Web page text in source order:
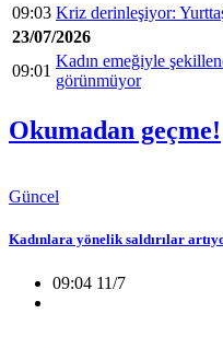
09:03 Kriz derinleşiyor:
23/07/2026
09:01
Kadın emeğiyle
görünmüyor
Okumadan geçme!
Güncel
Kadınlara yönelik saldırılar
09:04 11/7